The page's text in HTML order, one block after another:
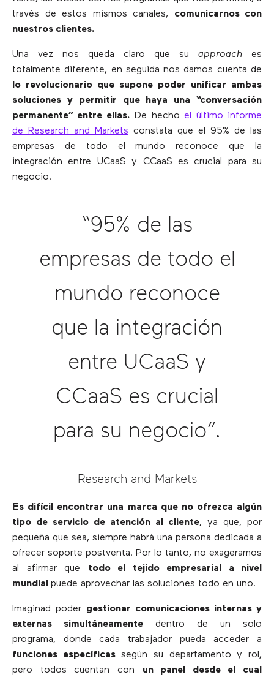
través de estos mismos canales, comunicarnos con
nuestros clientes.
Una vez nos queda claro que su approach es
totalmente diferente, en seguida nos damos cuenta de
lo revolucionario que supone poder unificar ambas
soluciones y permitir que haya una “conversación
permanente” entre ellas. De hechoel último informe
de Research and Markets constata que el 95% de las
empresas de todo el mundo reconoce que la
integración entre UCaaS y CCaaS es crucial para su
negocio.
“95% de las
empresas de todo el
mundo reconoce
que la integración
entre UCaaS y
CCaaS es crucial
para su negocio”.
Research and Markets
Es difícil encontrar una marca que no ofrezca algún
tipo de servicio de atención al cliente, ya que, por
pequeña que sea, siempre habrá una persona dedicada a
ofrecer soporte postventa. Por lo tanto, no exageramos
al afirmar que todo el tejido empresarial a nivel
mundial puede aprovechar las soluciones todo en uno.
Imaginad poder gestionar comunicaciones internas y
externas simultáneamente dentro de un solo
programa, donde cada trabajador pueda acceder a
funciones específicassegún su departamento y rol,
pero todos cuentan con un panel desde el cual